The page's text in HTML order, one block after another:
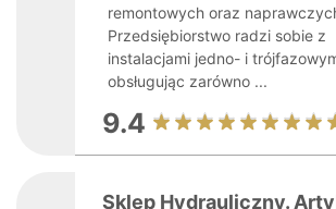
remontowych oraz
Przedsiębiorstwo radzi sobie z
instalacjami jedno- i
obsługując zarówno ...
9.4
Sklep Hydrauliczny.